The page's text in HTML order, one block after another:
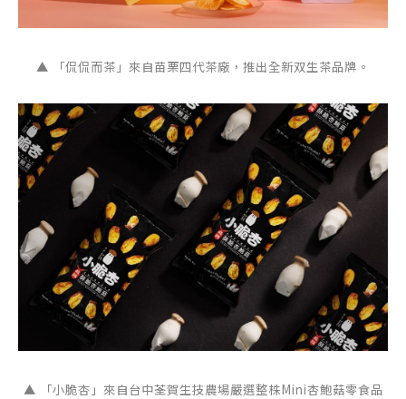
▲ 「侃侃而茶」來自苗栗四代茶廠，推出全新双生茶品牌。
▲ 「小脆杏」來自台中荃賀生技農場嚴選整株Mini杏鮑菇零食品